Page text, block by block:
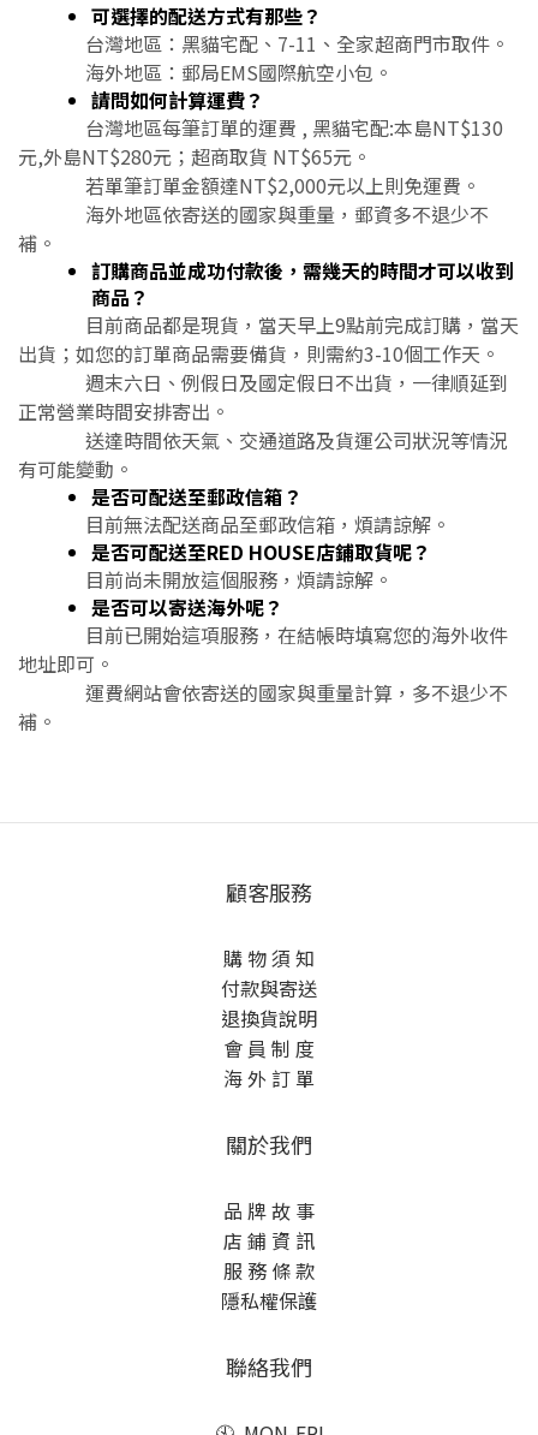
可選擇的配送方式有那些？
台灣地區：黑貓宅配、7-11、全家超商門市取件。
海外地區：郵局EMS國際航空小包。
請問如何計算運費？
台灣地區每筆訂單的運費 , 黑貓宅配:本島NT$130
元,外島NT$280元；超商取貨 NT$65元。
若單筆訂單金額達NT$2,000元以上則免運費。
海外地區依寄送的國家與重量，郵資多不退少不
補。
訂購商品並成功付款後，需幾天的時間才可以收到
商品？
目前商品都是現貨，當天早上9點前完成訂購，當天
出貨；如您的訂單商品需要備貨，則需約3-10個工作天。
週末六日、例假日及國定假日不出貨，一律順延到
正常營業時間安排寄出。
送達時間依天氣、交通道路及貨運公司狀況等情況
有可能變動。
是否可配送至郵政信箱？
目前無法配送商品至郵政信箱，煩請諒解。
是否可配送至RED HOUSE店鋪取貨呢？
目前尚未開放這個服務，煩請諒解。
是否可以寄送海外呢？
目前已開始這項服務，在結帳時填寫您的海外收件
地址即可。
運費網站會依寄送的國家與重量計算，多不退少不
補。
顧客服務
購 物 須 知
付款與寄送
退換貨說明
會 員 制 度
海 外 訂 單
關於我們
品 牌 故 事
店 鋪 資 訊
服 務 條 款
隱私權保護
聯絡我們